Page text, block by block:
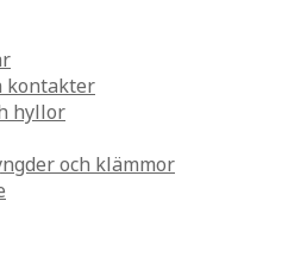
kontakter
hyllor
och klämmor